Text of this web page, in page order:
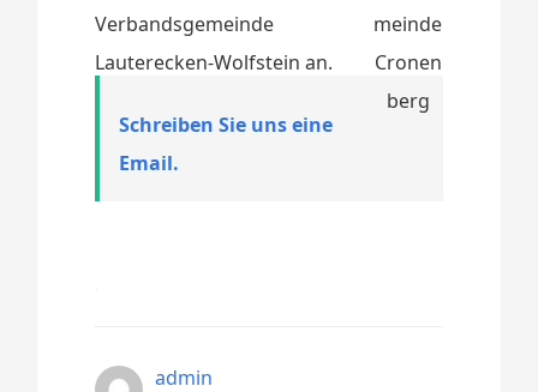
Verbandsgemeinde
Lauterecken-Wolfstein an.
Schreiben Sie uns eine
Email.
admin